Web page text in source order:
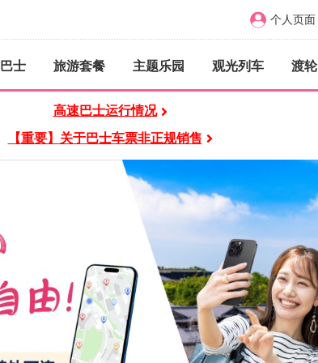
个人页面
巴士 旅游套餐 主题乐园 观光列车 渡轮
高速巴士运行情况
【重要】关于巴士车票非正规销售